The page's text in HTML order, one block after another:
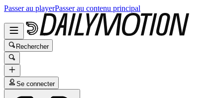
Passer au playerPasser au contenu principal
Rechercher
Se connecter